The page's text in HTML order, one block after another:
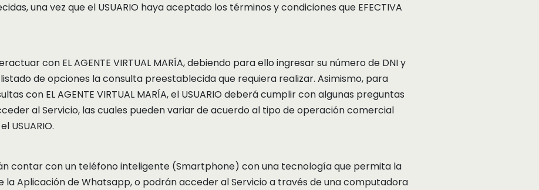
una vez que el USUARIO haya aceptado los términos y condiciones que EFECTIVA
con EL AGENTE VIRTUAL MARÍA, debiendo para ello ingresar su número de DNI y
de opciones la consulta preestablecida que requiera realizar. Asimismo, para
con EL AGENTE VIRTUAL MARÍA, el USUARIO deberá cumplir con algunas preguntas
al Servicio, las cuales pueden variar de acuerdo al tipo de operación comercial
USUARIO.
contar con un teléfono inteligente (Smartphone) con una tecnología que permita la
la Aplicación de Whatsapp, o podrán acceder al Servicio a través de una computadora